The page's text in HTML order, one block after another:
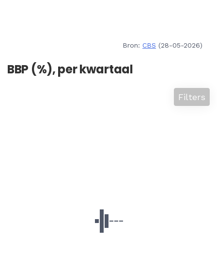
Bron: CBS (28-05-2026)
BBP (%), per kwartaal
Filters